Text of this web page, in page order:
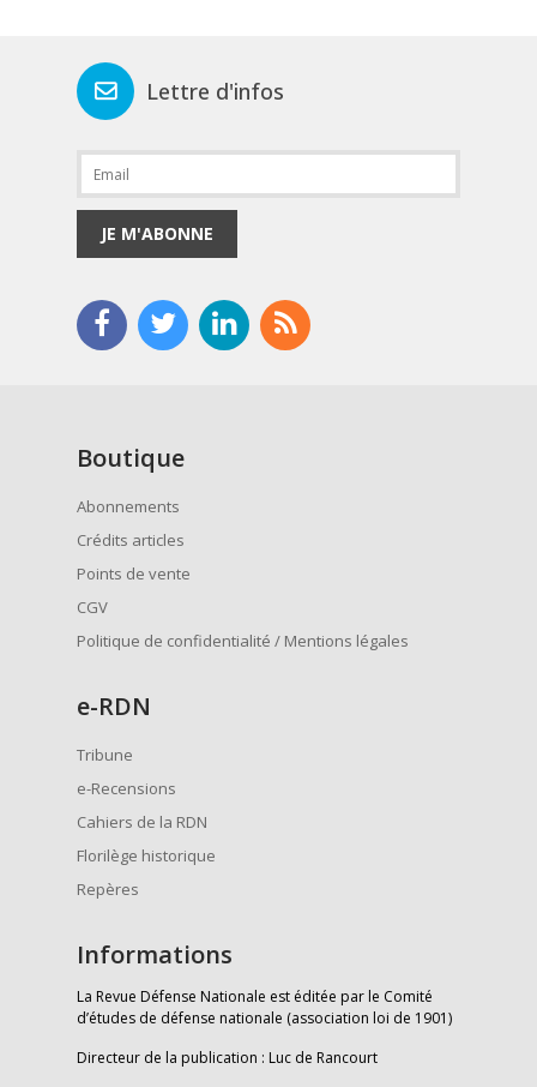
Lettre d'infos
JE M'ABONNE
Boutique
Abonnements
Crédits articles
Points de vente
CGV
Politique de confidentialité / Mentions légales
e-RDN
Tribune
e-Recensions
Cahiers de la RDN
Florilège historique
Repères
Informations
La Revue Défense Nationale est éditée par le Comité
d’études de défense nationale (association loi de 1901)
Directeur de la publication : Luc de Rancourt